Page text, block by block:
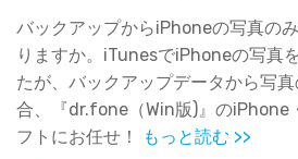
バックアップからiPhoneの写真の
りますか。iTunesでiPhoneの写真
たが、バックアップデータから写
合、『dr.fone（Win版)』のiPhone
フトにお任せ！
もっと読む >>